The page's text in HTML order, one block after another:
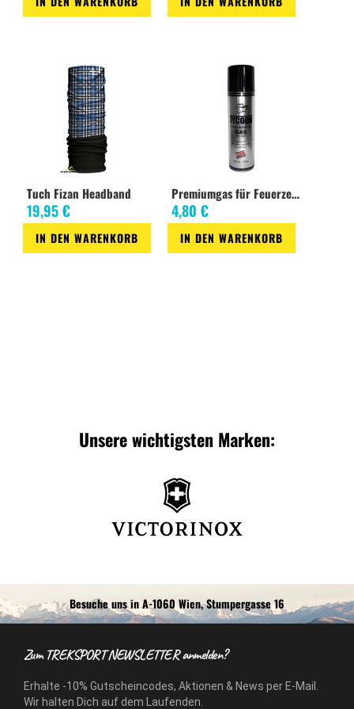
Tuch Fizan Headband
19,95 €
IN DEN WARENKORB
Premiumgas für Feuerzeuge250 ml
4,80 €
IN DEN WARENKORB
Unsere wichtigsten Marken:
Besuche uns in A-1060 Wien, Stumpergasse 16
Zum TREKSPORT NEWSLETTER anmelden?
Erhalte -10% Gutscheincodes, Aktionen & News per E-Mail.
Wir halten Dich auf dem Laufenden.